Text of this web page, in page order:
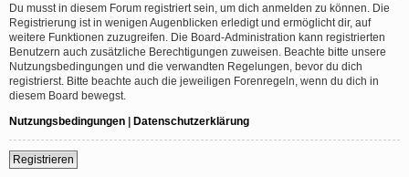
Du musst in diesem Forum registriert sein, um dich anmelden zu können. Die
Registrierung ist in wenigen Augenblicken erledigt und ermöglicht dir, auf
weitere Funktionen zuzugreifen. Die Board-Administration kann registrierten
Benutzern auch zusätzliche Berechtigungen zuweisen. Beachte bitte unsere
Nutzungsbedingungen und die verwandten Regelungen, bevor du dich
registrierst. Bitte beachte auch die jeweiligen Forenregeln, wenn du dich in
diesem Board bewegst.
Nutzungsbedingungen | Datenschutzerklärung
Registrieren